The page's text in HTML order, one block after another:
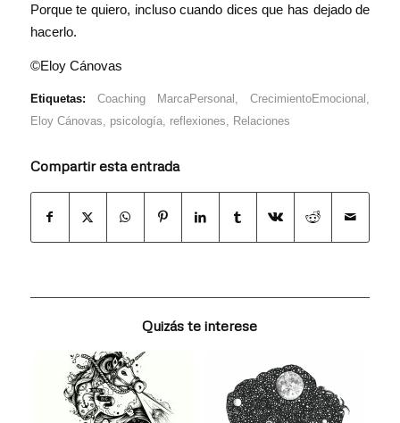
Porque te quiero, incluso cuando dices que has dejado de
hacerlo.
©Eloy Cánovas
Etiquetas: Coaching MarcaPersonal ,CrecimientoEmocional ,
Eloy Cánovas, psicología, reflexiones, Relaciones
Compartir esta entrada
Quizás te interese